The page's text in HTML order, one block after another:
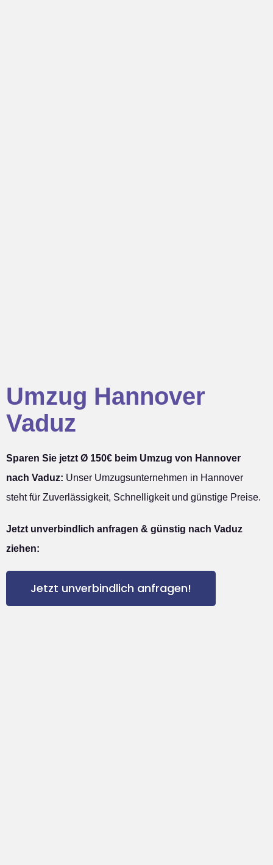
Umzug Hannover
Vaduz
Sparen Sie jetzt Ø 150€ beim Umzug von Hannover
nach Vaduz: Unser Umzugsunternehmen in Hannover
steht für Zuverlässigkeit, Schnelligkeit und günstige Preise.
Jetzt unverbindlich anfragen & günstig nach Vaduz
ziehen:
Jetzt unverbindlich anfragen!